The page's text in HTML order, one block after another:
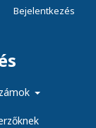
Bejelentkezés